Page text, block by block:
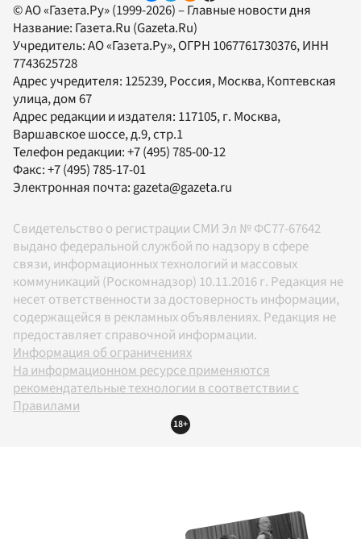
© АО «Газета.Ру» (1999-2026) – Главные новости дня
Название: Газета.Ru (Gazeta.Ru)
Учредитель:АО «Газета.Ру», ОГРН 1067761730376, ИНН
7743625728
Адрес учредителя: 125239, Россия, Москва, Коптевская
улица, дом 67
Адрес редакции и издателя: 117105, г. Москва,
Варшавское шоссе, д.9, стр.1
Телефон редакции:+7 (495) 785-00-12
Факс:+7 (495) 785-17-01
Электронная почта:gazeta@gazeta.ru
Свидетельство о регистрации СМИ Эл № ФС77-67642
выдано федеральной службой по надзору в сфере
связи, информационных технологий и массовых
коммуникаций (Роскомнадзор) 10.11.2016 г. Редакция не
несет ответственности за достоверность информации,
содержащейся в рекламных объявлениях. Редакция не
предоставляет справочной информации.
Информация об ограничениях
На информационном ресурсе применяются
рекомендательные технологии в соответствии с
Правилами
18+